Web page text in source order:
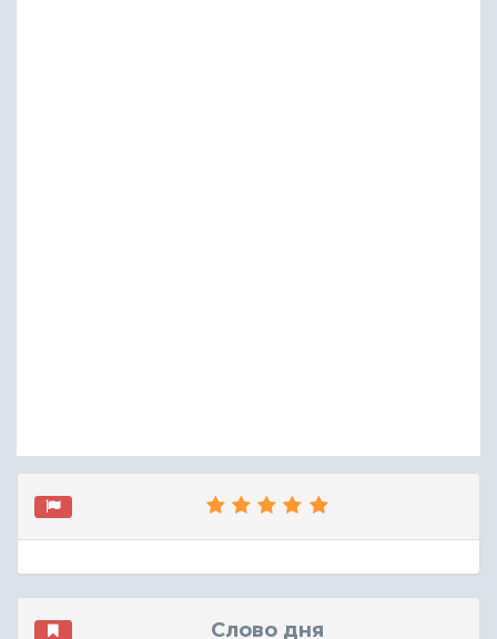
Слово дня